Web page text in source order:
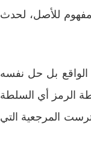
للأصل، لحدث
الواقع بل حل نفسه
الرمز أي السلطة
المرجعية التي